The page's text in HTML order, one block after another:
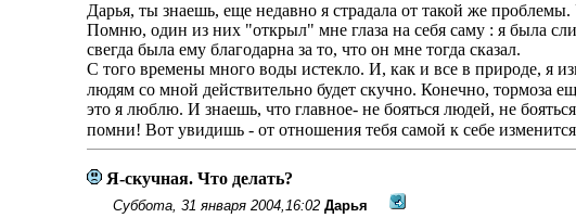
Дарья, ты знаешь, еще недавно я страдала от такой же
Помню, один из них "открыл" мне глаза на себя саму : я была
свегда была ему благодарна за то, что он мне тогда сказал.
С того времены много воды истекло. И, как и все в природе, я
людям со мной действительно будет скучно. Конечно, тормоза
это я люблю. И знаешь, что главное- не бояться людей, не
помни! Вот увидишь - от отношения тебя самой к себе
Я-скучная. Что делать?
Суббота, 31 января 2004,16:02 Дарья